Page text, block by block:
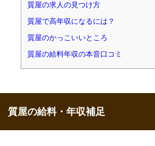
質屋の求人の見つけ方
質屋で高年収になるには？
質屋のかっこいいところ
質屋の給料年収の本音口コミ
質屋の給料・年収補足